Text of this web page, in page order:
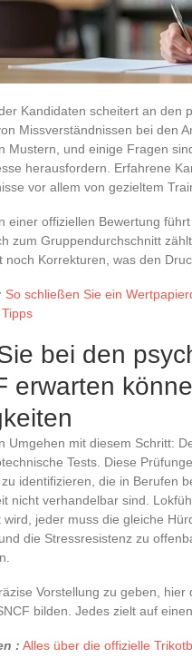
Kandidaten scheitert an den
Missverständnissen bei den
Mustern, und einige Fragen
herausfordern. Erfahrene
vor allem von gezieltem
einer offiziellen Bewertung
zum Gruppendurchschnitt
noch Korrekturen, was den
So schließen Sie ein
bei den
erwarten
Umgehen mit diesem Schritt:
Tests. Diese
identifizieren, die in Berufen
nicht verhandelbar sind.
wird, jeder muss die gleiche
die Stressresistenz zu
Vorstellung zu geben,
bilden. Jedes zielt auf
: Alles über die offizielle